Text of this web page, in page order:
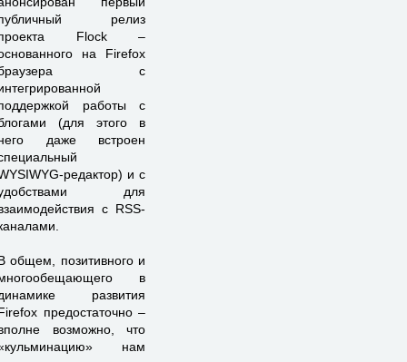
релиз
Flock –
на Firefox
с
работы с
(для этого в
даже встроен
редактор) и с
для
с RSS-
общем, позитивного и
в
развития
предостаточно –
возможно, что
нам